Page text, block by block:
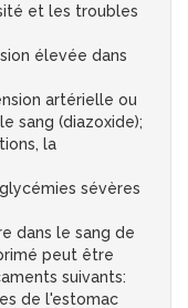
et les troubles
élevée dans
artérielle ou
sang (diazoxide);
la
sévères
dans le sang de
peut être
suivants:
de l'estomac